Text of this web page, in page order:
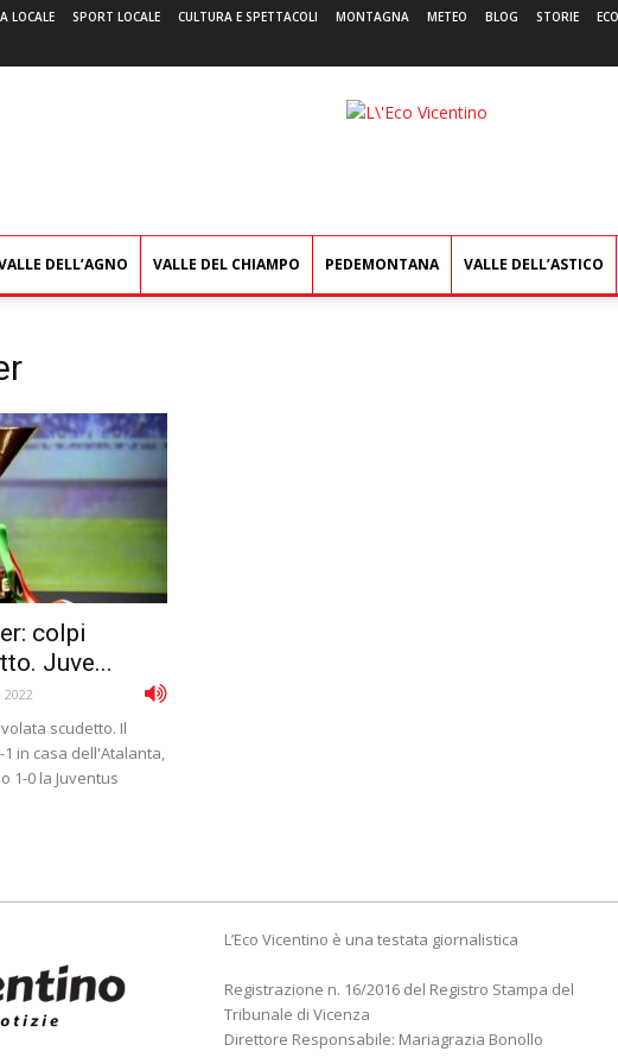
LOCALE SPORT LOCALE CULTURA E SPETTACOLI MONTAGNA METEO BLOG STORIE
L'Eco
DELL’AGNO VALLE DEL CHIAMPO PEDEMONTANA VALLE DELL’ASTICO
colpi
Juve...
scudetto. Il
in casa dell'Atalanta,
1-0 la Juventus
L’Eco Vicentino è una testata giornalistica
Registrazione n. 16/2016 del Registro Stampa del
Tribunale di Vicenza
Direttore Responsabile: Mariagrazia Bonollo